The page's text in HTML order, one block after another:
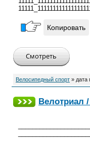
Копировать
Велосипедный спорт » дата
Велотриал